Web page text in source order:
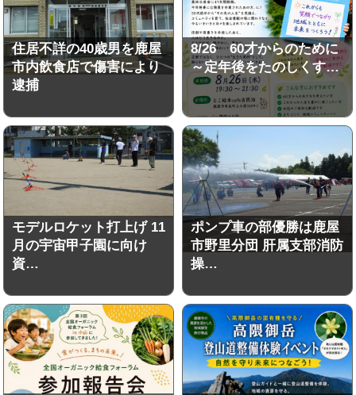
住居不詳の40歳男を鹿屋
市内飲食店で傷害により
逮捕
8/26 60才からのために
～定年後をたのしくす…
モデルロケット打上げ 11
月の宇宙甲子園に向け
資…
ポンプ車の部優勝は鹿屋
市野里分団 肝属支部消防
操…